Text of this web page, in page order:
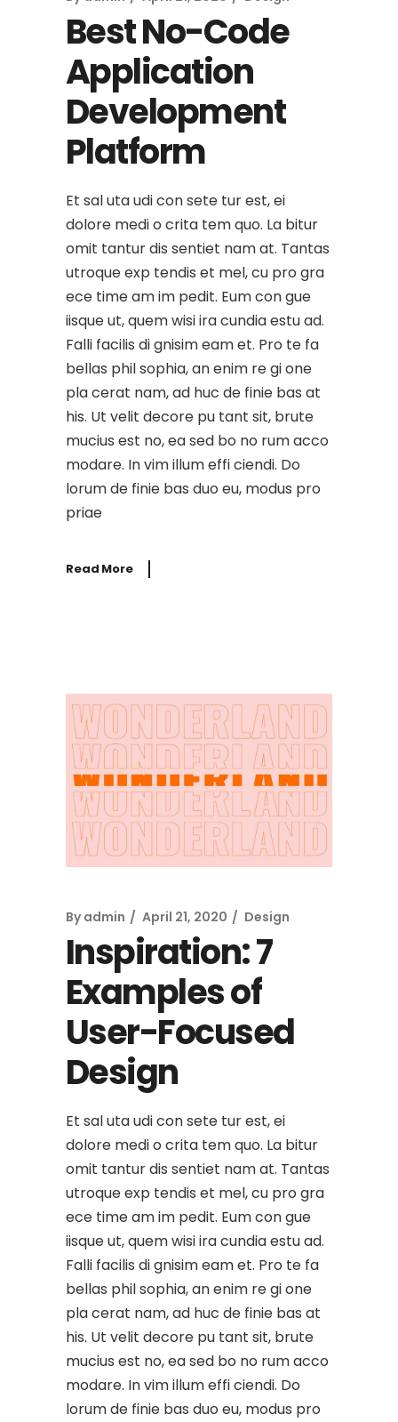
Best No-Code
Application
Development
Platform
Et sal uta udi con sete tur est, ei
dolore medi o crita tem quo. La bitur
omit tantur dis sentiet nam at. Tantas
utroque exp tendis et mel, cu pro gra
ece time am im pedit. Eum con gue
iisque ut, quem wisi ira cundia estu ad.
Falli facilis di gnisim eam et. Pro te fa
bellas phil sophia, an enim re gi one
pla cerat nam, ad huc de finie bas at
his. Ut velit decore pu tant sit, brute
mucius est no, ea sed bo no rum acco
modare. In vim illum effi ciendi. Do
lorum de finie bas duo eu, modus pro
priae
Read More
By admin April 21, 2020 Design
Inspiration: 7
Examples of
User-Focused
Design
Et sal uta udi con sete tur est, ei
dolore medi o crita tem quo. La bitur
omit tantur dis sentiet nam at. Tantas
utroque exp tendis et mel, cu pro gra
ece time am im pedit. Eum con gue
iisque ut, quem wisi ira cundia estu ad.
Falli facilis di gnisim eam et. Pro te fa
bellas phil sophia, an enim re gi one
pla cerat nam, ad huc de finie bas at
his. Ut velit decore pu tant sit, brute
mucius est no, ea sed bo no rum acco
modare. In vim illum effi ciendi. Do
lorum de finie bas duo eu, modus pro